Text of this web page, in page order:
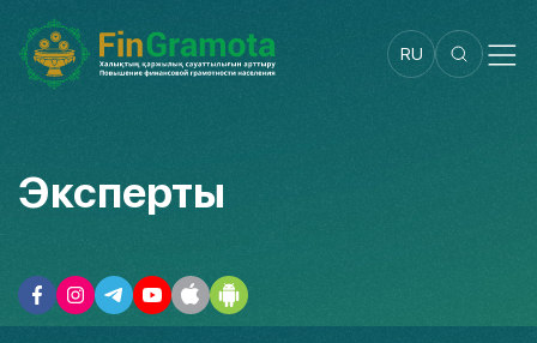
RU
Эксперты